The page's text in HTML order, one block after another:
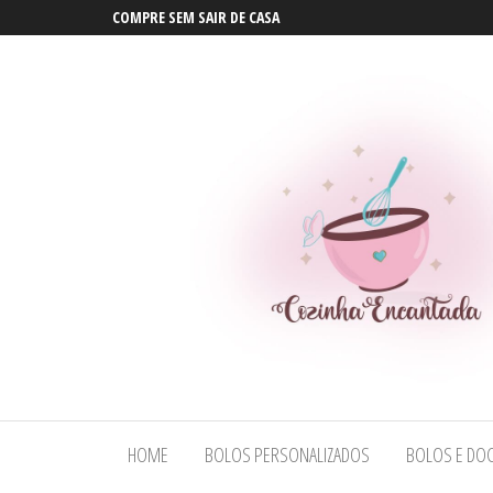
COMPRE SEM SAIR DE CASA
Maceió |
Bolos
Maceió |
Bolos
HOME BOLOS PERSONALIZADOS BOLOS E